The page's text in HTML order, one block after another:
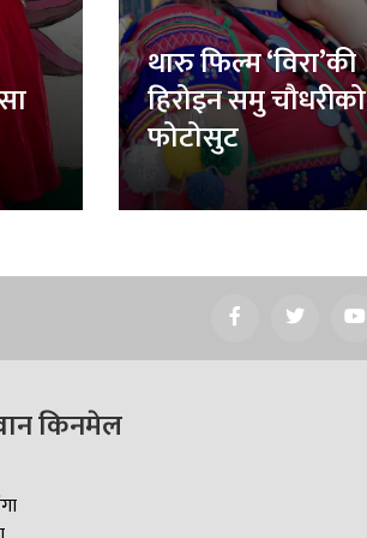
थारु फिल्म ‘विरा’की
हिरोइन समु चौधरीको
फोटोसुट
किनमेल